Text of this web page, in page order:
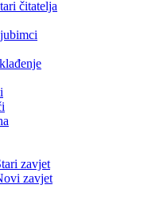
čitatelja
zavjet
zavjet